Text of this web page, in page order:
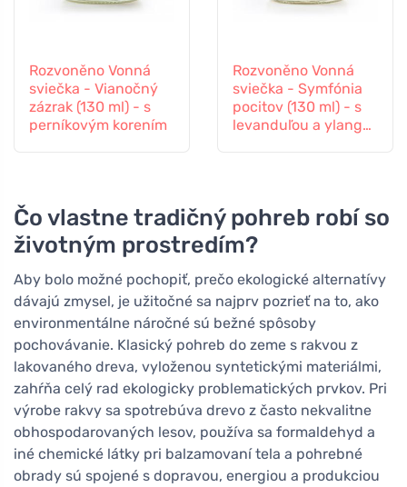
Rozvoněno Vonná
sviečka - Vianočný
zázrak (130 ml) - s
perníkovým korením
Rozvoněno Vonná
sviečka - Symfónia
pocitov (130 ml) - s
levanduľou a ylang-
Čo vlastne tradičný pohreb robí so
životným prostredím?
Aby bolo možné pochopiť, prečo ekologické alternatívy
dávajú zmysel, je užitočné sa najprv pozrieť na to, ako
environmentálne náročné sú bežné spôsoby
pochovávanie. Klasický pohreb do zeme s rakvou z
lakovaného dreva, vyloženou syntetickými materiálmi,
zahŕňa celý rad ekologicky problematických prvkov. Pri
výrobe rakvy sa spotrebúva drevo z často nekvalitne
obhospodarovaných lesov, používa sa formaldehyd a
iné chemické látky pri balzamovaní tela a pohrebné
obrady sú spojené s dopravou, energiou a produkciou